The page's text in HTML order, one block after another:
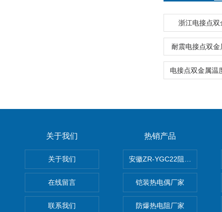
浙江电接点双
耐震电接点双
关于我们
关于我们
在线留言
联系我们
热销产品
安徽ZR-YGC22阻燃硅橡胶电
铠装热电偶厂家
防爆热电阻厂家